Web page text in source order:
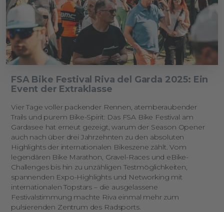
FSA Bike Festival Riva del Garda 2025: Ein
Event der Extraklasse
Vier Tage voller packender Rennen, atemberaubender
Trails und purem Bike-Spirit: Das FSA Bike Festival am
Gardasee hat erneut gezeigt, warum der Season Opener
auch nach über drei Jahrzehnten zu den absoluten
Highlights der internationalen Bikeszene zählt. Vom
legendären Bike Marathon, Gravel-Races und eBike-
Challenges bis hin zu unzähligen Testmöglichkeiten,
spannenden Expo-Highlights und Networking mit
internationalen Topstars – die ausgelassene
Festivalstimmung machte Riva einmal mehr zum
pulsierenden Zentrum des Radsports.